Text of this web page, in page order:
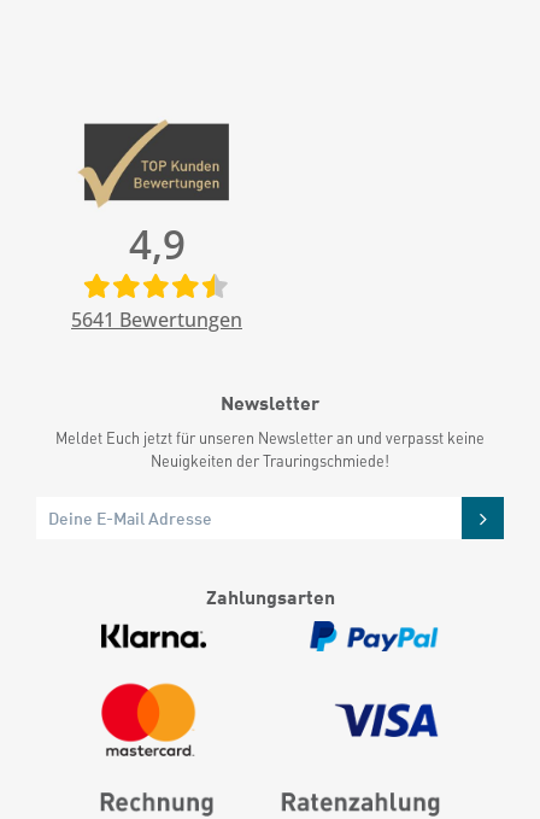
4,9
5641 Bewertungen
Newsletter
Meldet Euch jetzt für unseren Newsletter an und verpasst keine
Neuigkeiten der Trauringschmiede!
Zahlungsarten